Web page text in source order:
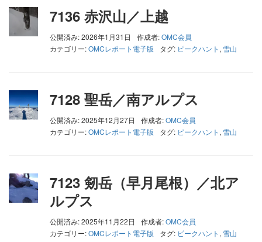
7136 赤沢山／上越
公開済み: 2026年1月31日 作成者:OMC会員
カテゴリー:OMCレポート電子版 タグ: ピークハント , 雪山
7128 聖岳／南アルプス
公開済み: 2025年12月27日 作成者:OMC会員
カテゴリー:OMCレポート電子版 タグ: ピークハント , 雪山
7123 剱岳（早月尾根）／北ア
ルプス
公開済み: 2025年11月22日 作成者:OMC会員
カテゴリー:OMCレポート電子版 タグ: ピークハント , 雪山